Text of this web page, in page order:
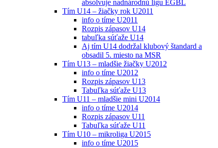
absolvuje nadnárodnú ligu EGBL
Tím U14 – žiačky rok U2011
info o tíme U2011
Rozpis zápasov U14
tabuľka súťaže U14
Aj tím U14 dodržal klubový štandard a
obsadil 5. miesto na MSR
Tím U13 – mladšie žiačky U2012
info o tíme U2012
Rozpis zápasov U13
Tabuľka súťaže U13
Tím U11 – mladšie mini U2014
info o tíme U2014
Rozpis zápasov U11
Tabuľka súťaže U11
Tím U10 – mikroliga U2015
info o tíme U2015